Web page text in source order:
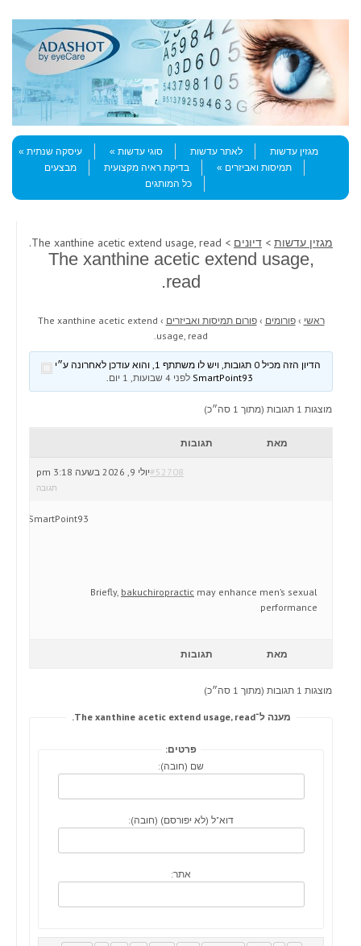
Menu
Skip to content
מגזין עדשות
לאתר עדשות סוגי עדשות
עיסקה שנתית
תמיסות ואביזרים
בדיקת ראיה מקצועית
מבצעים
כל המותגים
מגזין עדשות > דיונים > The xanthine acetic extend usage, read.
The xanthine acetic extend usage,
read.
ראשי › פורומים › פורום תמיסות ואביזרים ›
The xanthine acetic extend
usage, read.
הדיון הזה מכיל 0 תגובות, ויש לו משתתף 1, והוא עודכן לאחרונה ע״י
לפני 4 שבועות, 1 יום .
מוצגות 1 תגובות (מתוך 1 סה״כ)
מאת תגובות
יולי 9, 2026 בשעה 3:18 pm#52708
תגובה
SmartPoint93
Briefly, bakuchiropractic may enhance men’s sexual
performance
מאת תגובות
מוצגות 1 תגובות (מתוך 1 סה״כ)
מענה ל־The xanthine acetic extend usage, read.
פרטים:
שם (חובה):
דוא"ל (לא יפורסם) (חובה):
אתר: